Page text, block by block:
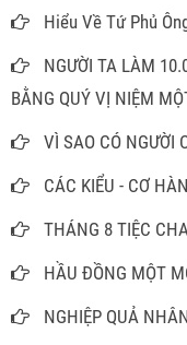
Hiểu Về Tứ Phủ
NGƯỜI TA LÀM
BẰNG QUÝ VỊ NIỆM
VÌ SAO CÓ NGƯỜI
CÁC KIỂU - CƠ
THÁNG 8 TIỆC
HẦU ĐỒNG MỘT
NGHIỆP QUẢ